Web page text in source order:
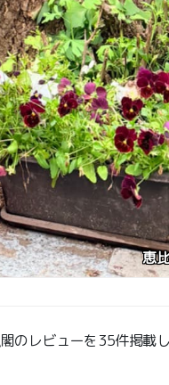
恵
のレビューを35件掲載し